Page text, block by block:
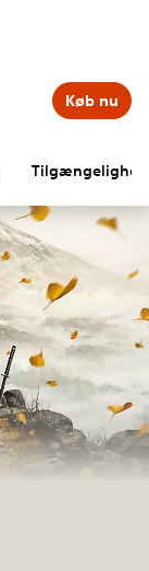
Tilgængelighed
Køb nu